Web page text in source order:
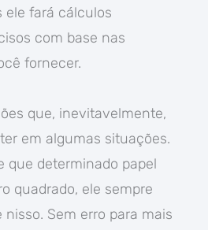
ele fará cálculos
com base nas
fornecer.
que, inevitavelmente,
em algumas situações.
que determinado papel
quadrado, ele sempre
Sem erro para mais